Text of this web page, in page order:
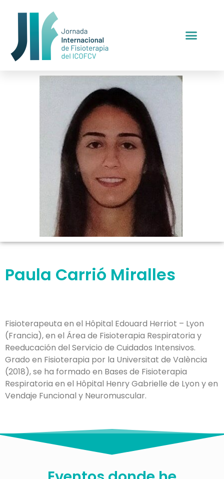
Paula Carrió Miralles
Fisioterapeuta en el Hôpital Edouard Herriot – Lyon
(Francia), en el Área de Fisioterapia Respiratoria y
Reeducación del Servicio de Cuidados Intensivos.
Grado en Fisioterapia por la Universitat de València
(2018), se ha formado en Bases de Fisioterapia
Respiratoria en el Hôpital Henry Gabrielle de Lyon y en
Vendaje Funcional y Neuromuscular.